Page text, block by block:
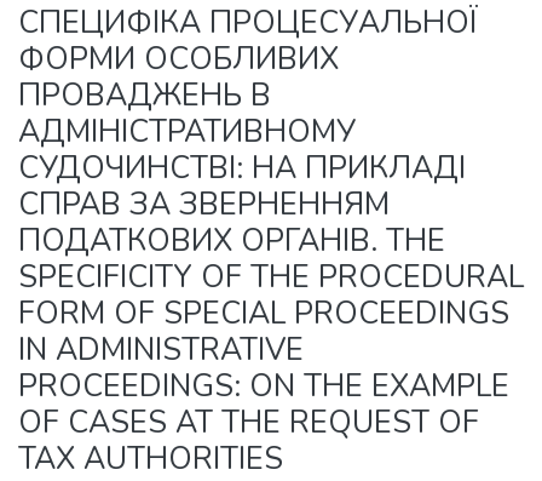
Statistics
СПЕЦИФІКА ПРОЦЕСУАЛЬНОЇ
ФОРМИ ОСОБЛИВИХ
ПРОВАДЖЕНЬ В
АДМІНІСТРАТИВНОМУ
СУДОЧИНСТВІ: НА ПРИКЛАДІ
СПРАВ ЗА ЗВЕРНЕННЯМ
ПОДАТКОВИХ ОРГАНІВ. THE
SPECIFICITY OF THE PROCEDURAL
FORM OF SPECIAL PROCEEDINGS
IN ADMINISTRATIVE
PROCEEDINGS: ON THE EXAMPLE
OF CASES AT THE REQUEST OF
TAX AUTHORITIES